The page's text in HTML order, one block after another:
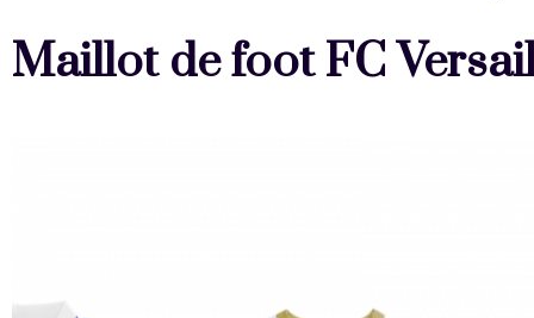
Maillot de foot FC